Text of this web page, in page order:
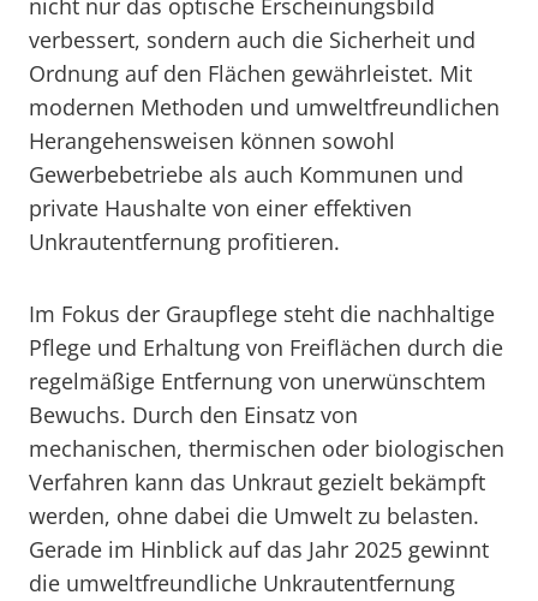
nicht nur das optische Erscheinungsbild
verbessert, sondern auch die Sicherheit und
Ordnung auf den Flächen gewährleistet. Mit
modernen Methoden und umweltfreundlichen
Herangehensweisen können sowohl
Gewerbebetriebe als auch Kommunen und
private Haushalte von einer effektiven
Unkrautentfernung profitieren.
Im Fokus der Graupflege steht die nachhaltige
Pflege und Erhaltung von Freiflächen durch die
regelmäßige Entfernung von unerwünschtem
Bewuchs. Durch den Einsatz von
mechanischen, thermischen oder biologischen
Verfahren kann das Unkraut gezielt bekämpft
werden, ohne dabei die Umwelt zu belasten.
Gerade im Hinblick auf das Jahr 2025 gewinnt
die umweltfreundliche Unkrautentfernung